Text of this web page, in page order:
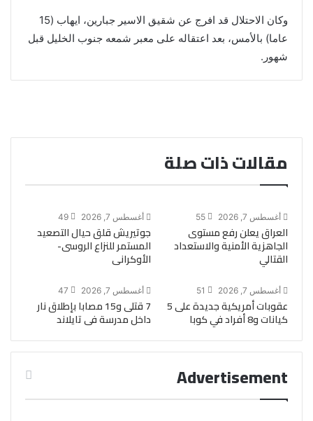
وكان الاحتلال قد افرج عن شقيق الاسير جبارين، ايهاب (15
عاما) بالأمس، بعد اعتقاله على معبر شمعه جنوب الخليل قبل
شهور.
مقالات ذات صلة
أغسطس 7, 2026 55
العراق يعلن رفع مستوى
الجاهزية الأمنية والاستعداد
القتالي
أغسطس 7, 2026 49
جوتيريش قلق حيال التصعيد
المستمر للنزاع الروسى-
الأوكرانى
أغسطس 7, 2026 51
عقوبات أمريكية جديدة على 5
كيانات و8 أفراد في كوبا
أغسطس 7, 2026 47
7 قتلى و15 مصابا بإطلاق نار
داخل مدرسة فى تايلاند
Advertisement